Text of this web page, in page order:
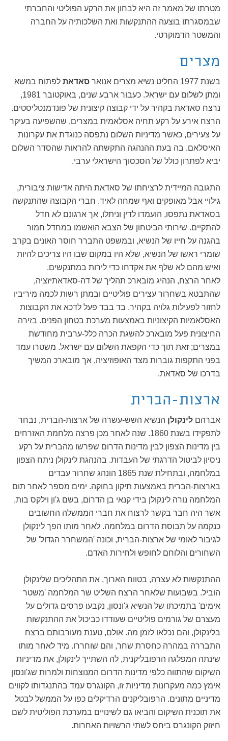
מטרתו של מאמר זה היא לבחון את הרקע הפוליטי והחברתי
שבמסגרתו בוצעה ההתנקשות ואת השלכותיה על החברה
והמשטר הדמוקרטי.
מצרים
בשנת 1977 החליט נשיא מצרים אנואר סאדאת לפתוח במשא
ומתן לשלום עם ישראל. כעבור ארבע שנים, באוקטובר 1981,
נרצח סאדאת בקהיר על ידי קבוצה קיצונית של פונדמנטליסטים.
הרצח אירע על רקע תחיה אסלאמית במצרים, שהשפיעה בעיקר
על צעירים, כאשר מדיניות השלום נתפסה כנוגדת את עקרונות
האיסלאם. בה בעת ההנהגה התקשתה להראות שהסדר השלום
יביא לפתרון כולל של הסכסוך הישראלי ערבי.
התגובה המיידית לרציחתו של סאדאת היתה אדישות ציבורית,
גילויי אבל מאופקים ואף שמחה לאיד. חברי הקבוצה שהתנקשה
בסאדאת נתפסו, הועמדו לדין וניתלו, אך ארגונם לא חדל
להתקיים. שירותי הביטחון של הצבא הואשמו במחדל חמור
בהגנה על חייו של הנשיא, ובמשפט התברר חוסר האונים בקרב
שומרי ראשו של הנשיא, שלא היו במקום שבו היו צריכים להיות
ואיש מהם לא שלף את אקדחו כדי לירות במתנקשים.
לאחר הרצח, הנהיג מובארכ תהליך של דה-סאדאתיזציה,
שהתבטא בשחרור עצירים פוליטיים ובמתן רשות לכמה מיריביו
לחזור לפעילות גלויה בקהיר. בד בבד פעל לדכא את הקבוצות
האסלאמיות הקיצוניות באמצעות מערכת בטחון הפנים. בזירה
החיצונית פעל מובארכ להשגת הכרה כלל-ערבית מחודשת
במצרים; זאת תוך כדי הקפאת השלום עם ישראל. משטרו עמד
בפני התקפות גוברות מצד האופוזיציה, אך מובארכ המשיך
בדרכו של סאדאת.
ארצות-הברית
אברהם לינקולן הנשיא השש-עשרה של ארצות-הברית, נבחר
לתפקידו בשנת 1860. שנה לאחר מכן פרצה מלחמת האזרחים
בין מדינות הצפון לבין מדינות הדרום שפרשו מהברית על רקע
ניסיון לביטול הדרגתי של העבדות. בהנהגת לינקולן ניתח הצפון
במלחמה, ובתחילת שנת 1865 הונהג שחרור עבדים
בארצות-הברית באמצעות תיקון בחוקה. ימים מספר לאחר תום
המלחמה נורה לינקולן בידי קנאי בן הדרום, בשם ג'ון וילקס בות,
אשר היה חבר בקשר לרצוח את חברי הממשלה החשובים
כנקמה על תבוסת הדרום במלחמה. לאחר מותו הפך לינקולן
לגיבור לאומי של ארצות-הברית, וכונה 'המשחרר הגדול' של
השחורים והלוחם לחופש ולחירות האדם.
ההתנקשות לא עצרה, בטווח הארוך, את התהליכים שלינקולן
הוביל. בשבועות שלאחר הרצח השליט שר המלחמה 'משטר
אימים' בתמיכתו של הנשיא ג'ונסון, נקבעו פרסים גדולים על
מעצרם של גורמים פוליטיים שעודדו כביכול את ההתנקשות
בלינקולן, והם נכלאו לזמן מה. אולם, טענת מעורבותם ברצח
התבררה במהרה כחסרת שחר, והם שוחררו. מיד לאחר מותו
שינתה המפלגה הרפובליקנית, לה השתייך לינקולן, את מדיניות
השיקום שהתווה כלפי מדינות הדרום המנוצחות ולמרות שג'ונסון
אימץ כמה מעקרונות מדיניות זו, הקונגרס עמד בהתנגדותו לקווים
מדיניים מתונים. הרפובליקנים הרדיקלים כפו על הממשל לבטל
את תוכנית השיקום והביאו גם לשינויים במערכת הפוליטית לשם
חיזוק הקונגרס ביחס לשתי הרשויות האחרות.